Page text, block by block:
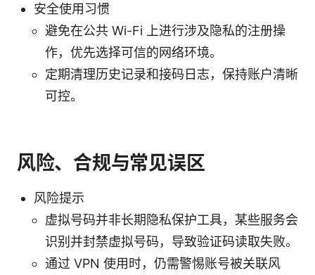
安全使用习惯
避免在公共 Wi-Fi 上进行涉及隐私的注册操
作，优先选择可信的网络环境。
定期清理历史记录和接码日志，保持账户清晰
可控。
风险、合规与常见误区
风险提示
虚拟号码并非长期隐私保护工具，某些服务会
识别并封禁虚拟号码，导致验证码读取失败。
通过 VPN 使用时，仍需警惕账号被关联风